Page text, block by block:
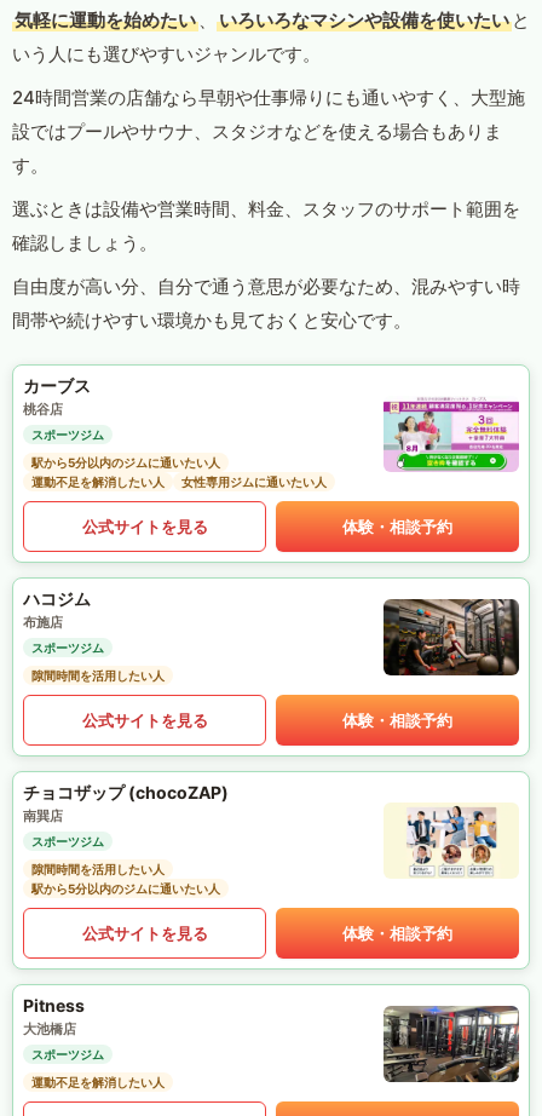
気軽に運動を始めたい 、 いろいろなマシンや設備を使いたい と
いう人にも選びやすいジャンルです。
24時間営業の店舗なら早朝や仕事帰りにも通いやすく、大型施
設ではプールやサウナ、スタジオなどを使える場合もありま
す。
選ぶときは設備や営業時間、料金、スタッフのサポート範囲を
確認しましょう。
自由度が高い分、自分で通う意思が必要なため、混みやすい時
間帯や続けやすい環境かも見ておくと安心です。
カーブス
桃谷店
スポーツジム
駅から5分以内のジムに通いたい人
運動不足を解消したい人
女性専用ジムに通いたい人
公式サイトを見る 体験・相談予約
ハコジム
布施店
スポーツジム
隙間時間を活用したい人
公式サイトを見る 体験・相談予約
チョコザップ (chocoZAP)
南巽店
スポーツジム
隙間時間を活用したい人
駅から5分以内のジムに通いたい人
公式サイトを見る 体験・相談予約
Pitness
大池橋店
スポーツジム
運動不足を解消したい人